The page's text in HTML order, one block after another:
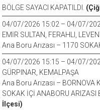
BÖLGE SAYACI KAPATILDI.
04/07/2026 15:02 – 04/07/
EMİR SULTAN, FERAHLI,
Ana Boru Arızası – 1170
04/07/2026 15:15 – 04/07/
GÜRPINAR, KEMALPAŞA
Ana Boru Arızası – BORNOVA
SOKAK İÇİ ANABORU ARIZASI
İlçesi)